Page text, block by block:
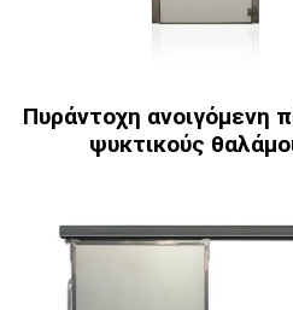
Πυράντοχη ανοιγόμενη
ψυκτικούς